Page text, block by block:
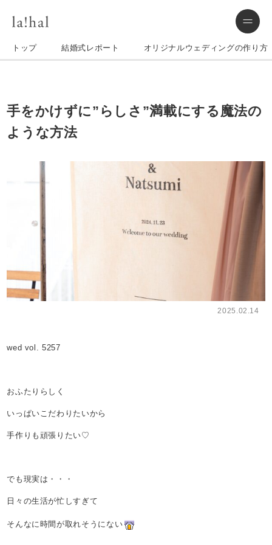
トップ 結婚式レポート オリジナルウェディングの作り方
手をかけずに”らしさ”満載にする魔法の
ような方法
2025.02.14
wed vol. 5257
おふたりらしく
いっぱいこだわりたいから
手作りも頑張りたい♡
でも現実は・・・
日々の生活が忙しすぎて
そんなに時間が取れそうにない